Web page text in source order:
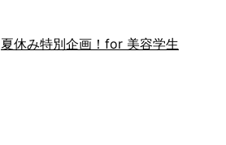
夏休み特別企画！for 美容学生